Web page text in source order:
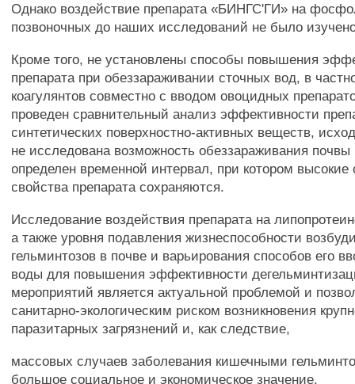
Однако воздействие препарата «БИНГС'ГИ» на
позвоночных до наших исследований не было
Кроме того, не установлены способы повышения
препарата при обеззараживании сточных вод, в
коагулянтов совместно с вводом овоцидных
проведен сравнительный анализ эффективности
синтетических поверхностно-активных веществ,
не исследована возможность обеззараживания почвы
определен временной интервал, при котором
свойства препарата сохраняются.
Исследование воздействия препарата на
а также уровня подавления жизнеспособности
гельминтозов в почве и варьирования способов его
воды для повышения эффективности
мероприятий является актуальной проблемой и
санитарно-экологическим риском возникновения
паразитарных загрязнений и, как следствие,
массовых случаев заболевания кишечными
большое социальное и экономическое значение.